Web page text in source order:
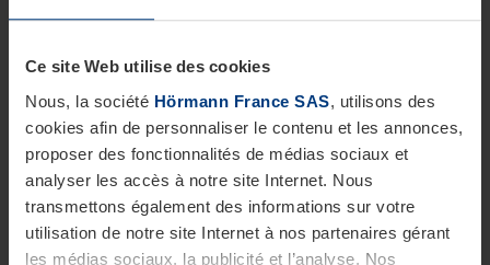
Ce site Web utilise des cookies
Nous, la société Hörmann France SAS, utilisons des
cookies afin de personnaliser le contenu et les annonces,
proposer des fonctionnalités de médias sociaux et
analyser les accès à notre site Internet. Nous
transmettons également des informations sur votre
utilisation de notre site Internet à nos partenaires gérant
les médias sociaux, la publicité et l’analyse. Nos